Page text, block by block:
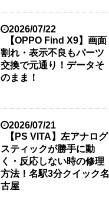
2026/07/22
【OPPO Find X9】画面
割れ・表示不良もパーツ
交換で元通り！データそ
のまま！
2026/07/21
【PS VITA】左アナログ
スティックが勝手に動
く・反応しない時の修理
方法！名駅3分クイック名
古屋